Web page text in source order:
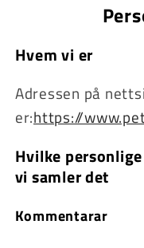
Hvem vi er
Adressen på
er:https://
Hvilke
vi samler det
Kommentarar